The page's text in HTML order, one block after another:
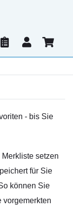
- bis Sie
setzen
für Sie
können Sie
vorgemerkten